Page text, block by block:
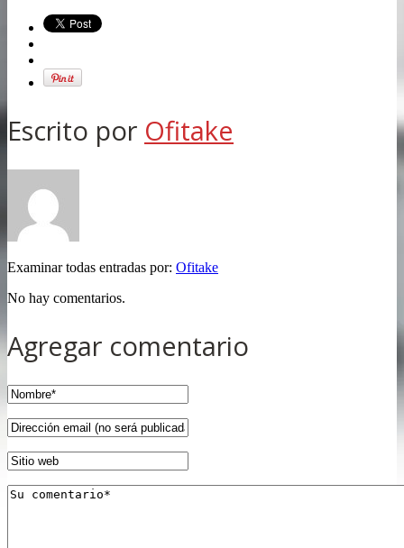
Escrito por Ofitake
Examinar todas entradas por: Ofitake
No hay comentarios.
Agregar comentario